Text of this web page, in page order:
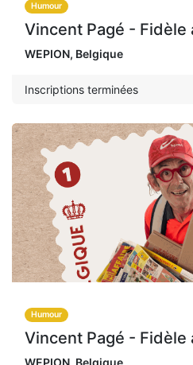
Humour
Vincent Pagé - Fidèle
WEPION, Belgique
Inscriptions terminées
Humour
Vincent Pagé - Fidèle
WEPION Belgique